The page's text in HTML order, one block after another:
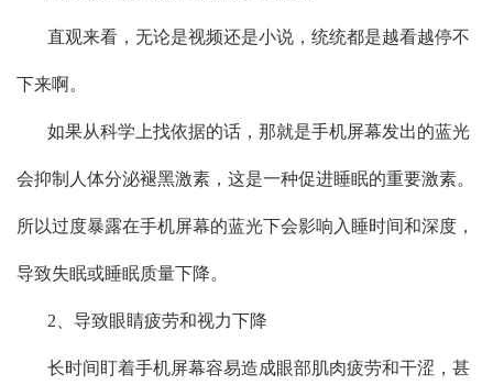
直观来看，无论是视频还是小说，统统都是越看越停不
下来啊。
如果从科学上找依据的话，那就是手机屏幕发出的蓝光
会抑制人体分泌褪黑激素，这是一种促进睡眠的重要激素。
所以过度暴露在手机屏幕的蓝光下会影响入睡时间和深度，
导致失眠或睡眠质量下降。
2、导致眼睛疲劳和视力下降
长时间盯着手机屏幕容易造成眼部肌肉疲劳和干涩，甚